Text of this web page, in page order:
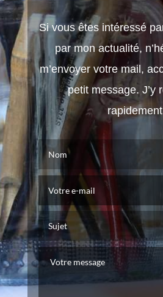
Si vous êtes intéressé
par mon actualité,
m’envoyer votre mail,
petit message. J’y